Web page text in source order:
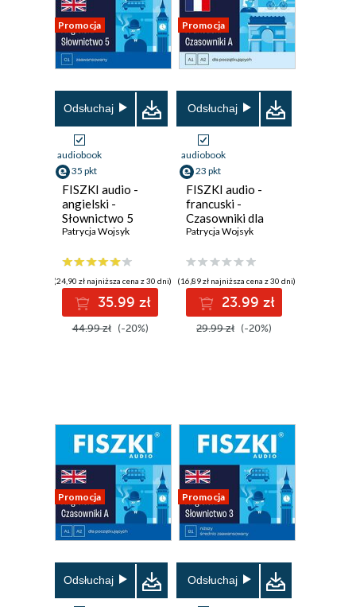
Promocja
Odsłuchaj
audiobook
35 pkt
FISZKI audio -
angielski -
Słownictwo 5
Patrycja Wojsyk
(24,90 zł najniższa cena z 30 dni)
35.99 zł
44.99 zł (-20%)
Promocja
Odsłuchaj
audiobook
23 pkt
FISZKI audio -
francuski -
Czasowniki dla
początkujących
Patrycja Wojsyk
(16,89 zł najniższa cena z 30 dni)
23.99 zł
29.99 zł (-20%)
Promocja
Odsłuchaj
Promocja
Odsłuchaj